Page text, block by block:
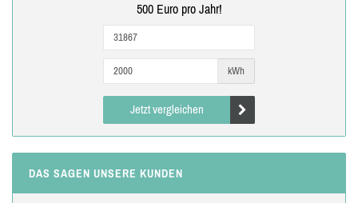
500 Euro pro Jahr!
kWh
Jetzt vergleichen
DAS SAGEN UNSERE KUNDEN